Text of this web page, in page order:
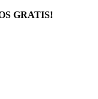
GRATIS!